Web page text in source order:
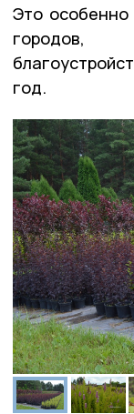
Это особенно
городов,
год.